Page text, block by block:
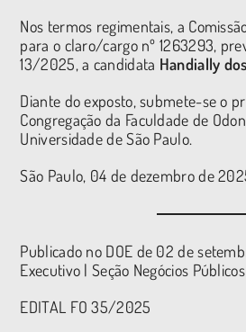
Nos termos regimentais, a
para o claro/cargo nº 1263293,
13/2025, a candidata Handially
Diante do exposto, submete-se o
Congregação da Faculdade de
Universidade de São Paulo.
São Paulo, 04 de dezembro de
Publicado no DOE de 02 de
Executivo | Seção Negócios Públicos
EDITAL FO 35/2025